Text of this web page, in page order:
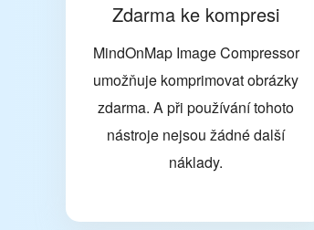
Zdarma ke kompresi
MindOnMap Image Compressor
umožňuje komprimovat obrázky
zdarma. A při používání tohoto
nástroje nejsou žádné další
náklady.